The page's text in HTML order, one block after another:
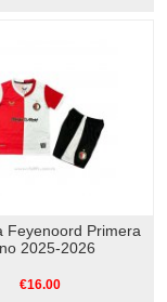
Feyenoord Primera
2025-2026
€16.00